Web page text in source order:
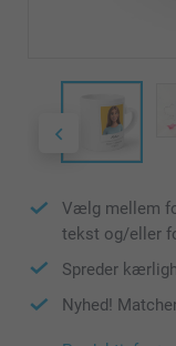
Vælg mellem
tekst og/eller
Spreder
Nyhed!